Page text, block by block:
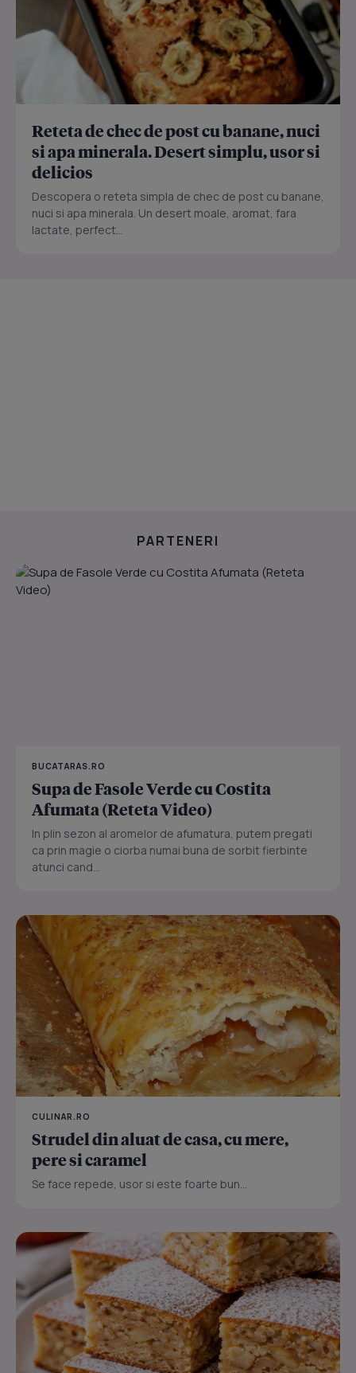
Reteta de chec de post cu banane, nuci
si apa minerala. Desert simplu, usor si
delicios
Descopera o reteta simpla de chec de post cu banane,
nuci si apa minerala. Un desert moale, aromat, fara
lactate, perfect...
PARTENERI
BUCATARAS.RO
Supa de Fasole Verde cu Costita
Afumata (Reteta Video)
In plin sezon al aromelor de afumatura, putem pregati
ca prin magie o ciorba numai buna de sorbit fierbinte
atunci cand...
CULINAR.RO
Strudel din aluat de casa, cu mere,
pere si caramel
Se face repede, usor si este foarte bun...